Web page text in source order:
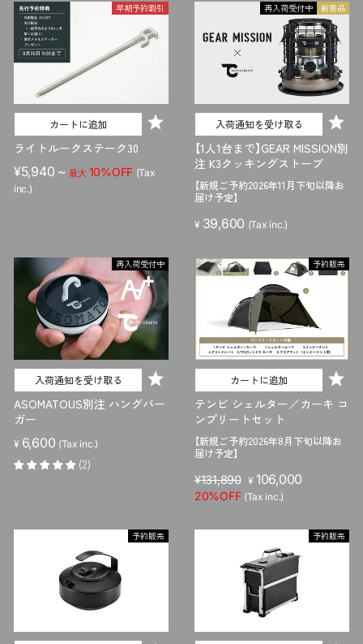
早期予約割引
カートに追加
ライトルークステーク30
¥5,940 ~ 最大 10%OFF (Tax
inc.)
新商品
再入荷受付中
入荷通知を受け取る
【1人1台まで】GEAR MISSION別
注 K3クッキングストーブ
【新規ご予約2026年11月下旬以降お
届け予定】
¥ 39,600 (Tax inc.)
再入荷受付中
入荷通知を受け取る
ASOMATOUS別注 ハングバー
ガー
¥ 6,600 (Tax inc.)
(2)
予約販売
カートに追加
テンビ シェルター／カーキ コ
ンプリートセット
【新規ご予約2026年8月下旬以降お
届け予定】
販
売
格
¥131,890 セ
ー
価
¥ 106,000
20%OFF (Tax inc.)
予約販売 予約販売